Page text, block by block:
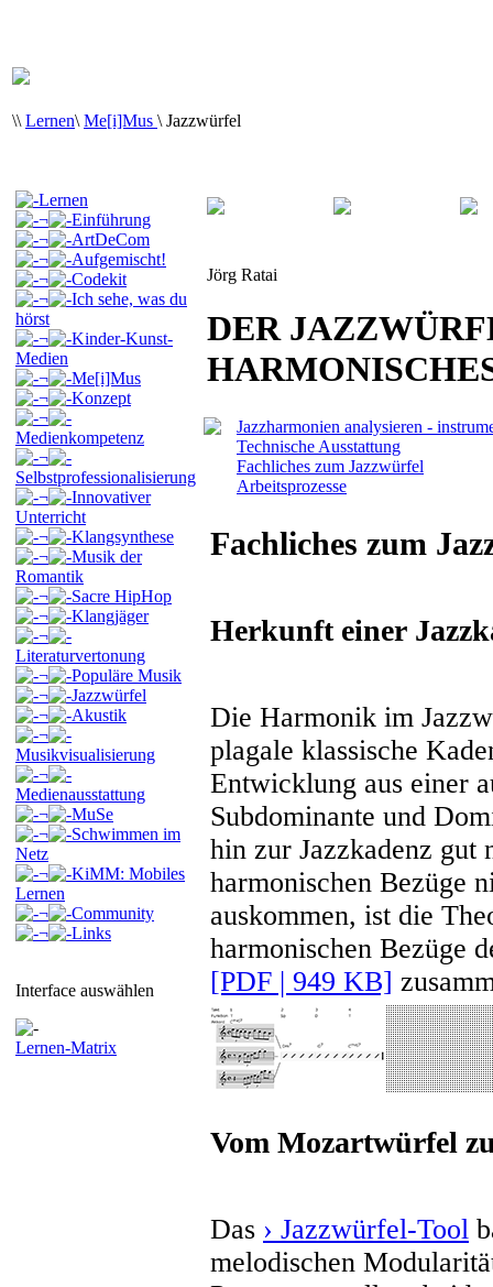
\\ Lernen\ Me[i]Mus \ Jazzwürfel
Lernen
¬
Einführung
¬
ArtDeCom
¬
Aufgemischt!
¬
Codekit
¬
Ich sehe, was du
hörst
¬
Kinder-Kunst-
Medien
¬
Me[i]Mus
¬
Konzept
¬
Medienkompetenz
¬
Selbstprofessionalisierung
¬
Innovativer
Unterricht
¬
Klangsynthese
¬
Musik der
Romantik
¬
Sacre HipHop
¬
Klangjäger
¬
Literaturvertonung
¬
Populäre Musik
¬
Jazzwürfel
¬
Akustik
¬
Musikvisualisierung
¬
Medienausstattung
¬
MuSe
¬
Schwimmen im
Netz
¬
KiMM: Mobiles
Lernen
¬
Community
¬
Links
Interface auswählen
Lernen-Matrix
Jörg Ratai
DER
Jazzharmonien analysieren -
Technische Ausstattung
Fachliches zum Jazzwürfel
Arbeitsprozesse
Fachliches zum
Herkunft einer
Die Harmonik im
plagale klassische
Entwicklung aus einer
Subdominante und
hin zur Jazzkadenz gut
harmonischen Bezüge
auskommen, ist die
harmonischen Bezüge
[PDF | 949 KB]
Vom Mozartwürfel
Das › Jazzwürfel-Tool
melodischen